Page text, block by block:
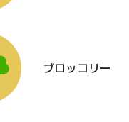
ブロッコリー